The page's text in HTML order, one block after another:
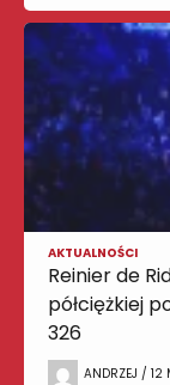
AKTUALNOŚCI
Reinier de
półciężkiej
326
ANDRZEJ / 12